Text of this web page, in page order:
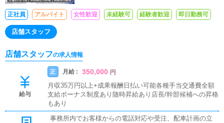
正社員 アルバイト 女性歓迎 未経験可 経験者歓迎 即日勤務可
店舗スタッフ
店舗スタッフの求人情報
給与
正 月給 : 350,000 円
月収35万円以上+成果報酬日払い可能各種手当交通費全額
支給ボーナス制度あり随時昇給あり店長/幹部候補への昇格
もあり
事務所内でお客様からの電話対応や受注、配車計画の立